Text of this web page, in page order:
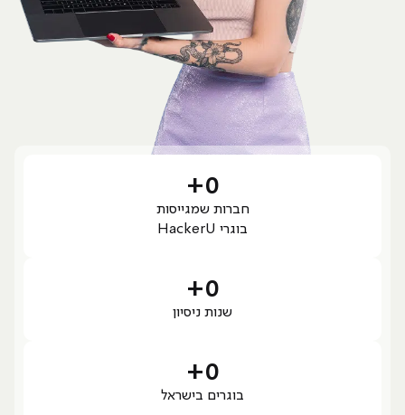
חברות שמגייסות
בוגרי HackerU
0
+
שנות ניסיון
0
+
בוגרים בישראל
0
+